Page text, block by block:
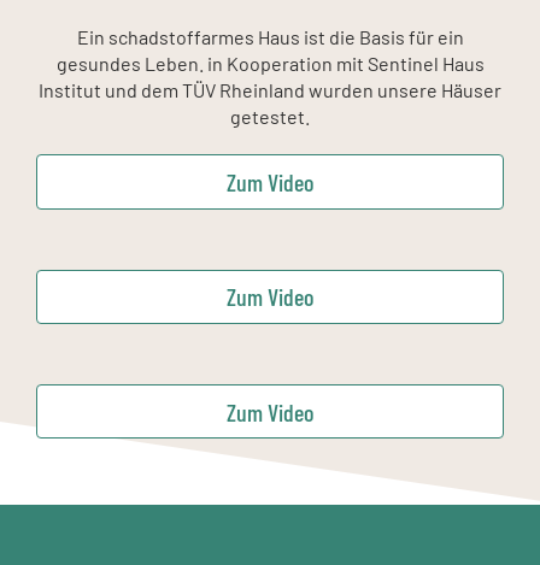
Ein schadstoffarmes Haus ist die Basis für ein
gesundes Leben. in Kooperation mit Sentinel Haus
Institut und dem TÜV Rheinland wurden unsere Häuser
getestet.
Zum Video
Zum Video
Zum Video